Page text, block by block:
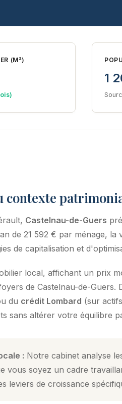
(M²)
1
contexte
Castelnau-de-Guers
de 21 592 € par ménage,
de capitalisation et
local, affichant un prix
de Castelnau-de-
du crédit Lombard (sur
sans altérer votre équilibre
: Notre cabinet analyse
vous soyez un cadre
leviers de croissance